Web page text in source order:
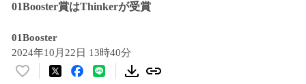
01Booster賞はThinkerが受賞
01Booster
2024年10月22日 13時40分
い